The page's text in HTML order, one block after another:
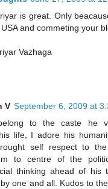
is great. Only
and commeting your
Vazhaga
V September 6, 2009 at
to the caste he
life, I adore his
self respect to
to centre of the
thinking ahead of his
one and all. Kudos to